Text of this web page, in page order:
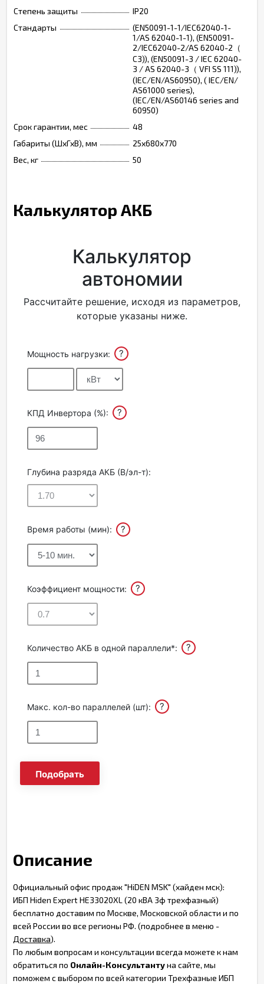
Степень защиты
IP20
Стандарты
(EN50091-1-1/IEC62040-1-
1/AS 62040-1-1), (EN50091-
2/IEC62040-2/AS 62040-2（
C3)), (EN50091-3 / IEC 62040-
3 / AS 62040-3（ VFI SS 111)),
(IEC/EN/AS60950), ( IEC/EN/
AS61000 series),
(IEC/EN/AS60146 series and
60950)
Срок гарантии, мес
48
Габариты (ШхГхВ), мм
25х680х770
Вес, кг
50
Калькулятор АКБ
Калькулятор
автономии
Рассчитайте решение, исходя из параметров,
которые указаны ниже.
Мощность нагрузки: ?
КПД Инвертора (%): ?
Глубина разряда АКБ (В/эл-т):
Время работы (мин): ?
Коэффициент мощности: ?
Количество АКБ в одной параллели*: ?
Макс. кол-во параллелей (шт): ?
Подобрать
Описание
Официальный офис продаж "HiDEN MSK" (хайден мск):
ИБП Hiden Expert HE33020XL (20 кВА 3ф трехфазный)
бесплатно доставим по Москве, Московской области и по
всей России во все регионы РФ. (подробнее в меню -
Доставка).
По любым вопросам и консультации всегда можете к нам
обратиться по Онлайн-Консультантуна сайте, мы
поможем с выбором по всей категории Трехфазные ИБП